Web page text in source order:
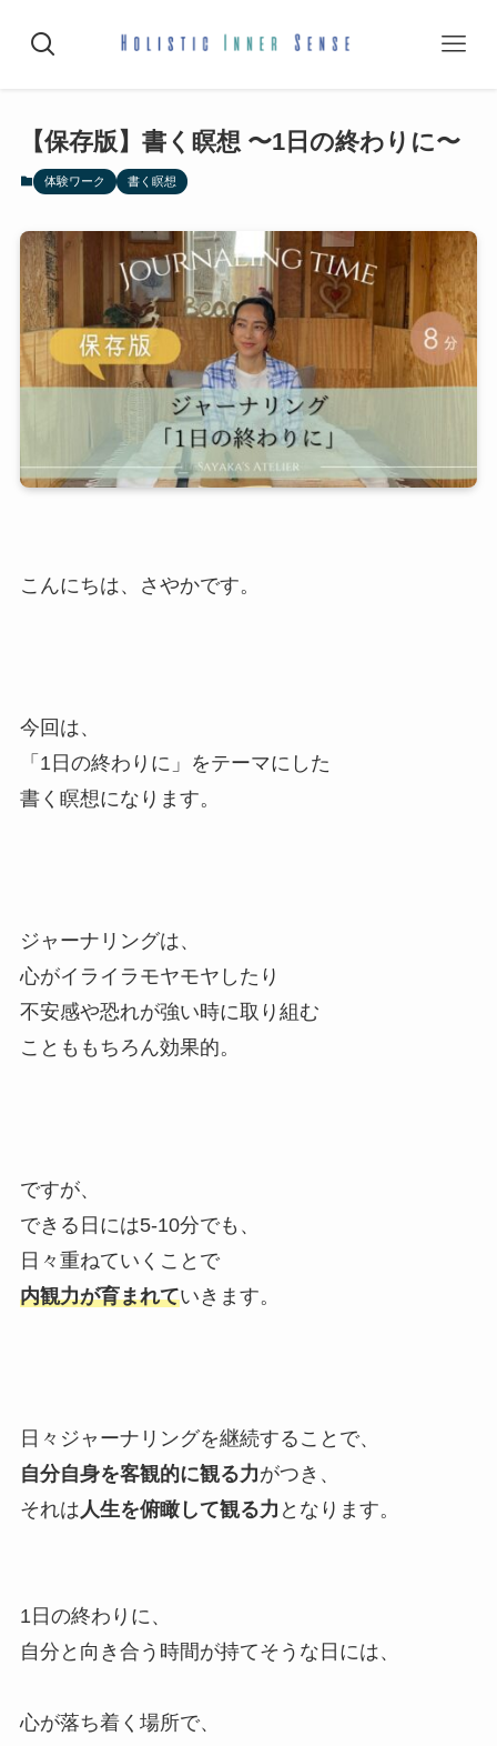
【保存版】書く瞑想 〜1日の終わりに〜
体験ワーク 書く瞑想
こんにちは、さやかです。
今回は、
「1日の終わりに」をテーマにした
書く瞑想になります。
ジャーナリングは、
心がイライラモヤモヤしたり
不安感や恐れが強い時に取り組む
ことももちろん効果的。
ですが、
できる日には5-10分でも、
日々重ねていくことで
内観力が育まれていきます。
日々ジャーナリングを継続することで、
自分自身を客観的に観る力がつき、
それは 人生を俯瞰して観る力 となります。
1日の終わりに、
自分と向き合う時間が持てそうな日には、
心が落ち着く場所で、